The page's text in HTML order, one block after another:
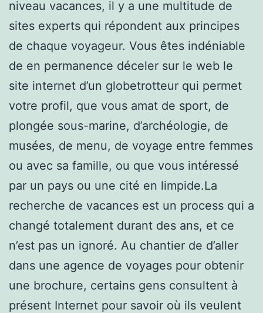
niveau vacances, il y a une multitude de
sites experts qui répondent aux principes
de chaque voyageur. Vous êtes indéniable
de en permanence déceler sur le web le
site internet d’un globetrotteur qui permet
votre profil, que vous amat de sport, de
plongée sous-marine, d’archéologie, de
musées, de menu, de voyage entre femmes
ou avec sa famille, ou que vous intéressé
par un pays ou une cité en limpide.La
recherche de vacances est un process qui a
changé totalement durant des ans, et ce
n’est pas un ignoré. Au chantier de d’aller
dans une agence de voyages pour obtenir
une brochure, certains gens consultent à
présent Internet pour savoir où ils veulent